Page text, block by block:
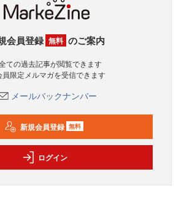
会員登録 無料 のご案内
ての過去記事が閲覧できます
員限定メルマガを受信できます
メールバックナンバー
新規会員登録 無料
ログイン